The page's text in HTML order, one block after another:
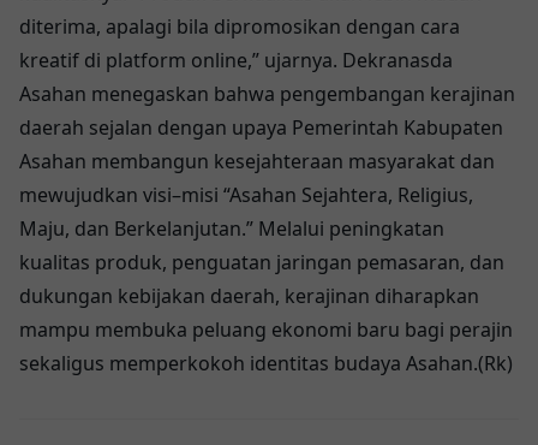
diterima, apalagi bila dipromosikan dengan cara
kreatif di platform online,” ujarnya. Dekranasda
Asahan menegaskan bahwa pengembangan kerajinan
daerah sejalan dengan upaya Pemerintah Kabupaten
Asahan membangun kesejahteraan masyarakat dan
mewujudkan visi–misi “Asahan Sejahtera, Religius,
Maju, dan Berkelanjutan.” Melalui peningkatan
kualitas produk, penguatan jaringan pemasaran, dan
dukungan kebijakan daerah, kerajinan diharapkan
mampu membuka peluang ekonomi baru bagi perajin
sekaligus memperkokoh identitas budaya Asahan.(Rk)